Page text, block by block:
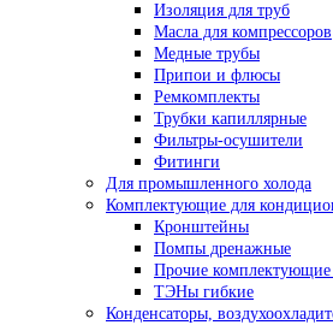
Изоляция для труб
Масла для компрессоров
Медные трубы
Припои и флюсы
Ремкомплекты
Трубки капиллярные
Фильтры-осушители
Фитинги
Для промышленного холода
Комплектующие для
Кронштейны
Помпы дренажные
Прочие комплектующие
ТЭНы гибкие
Конденсаторы,